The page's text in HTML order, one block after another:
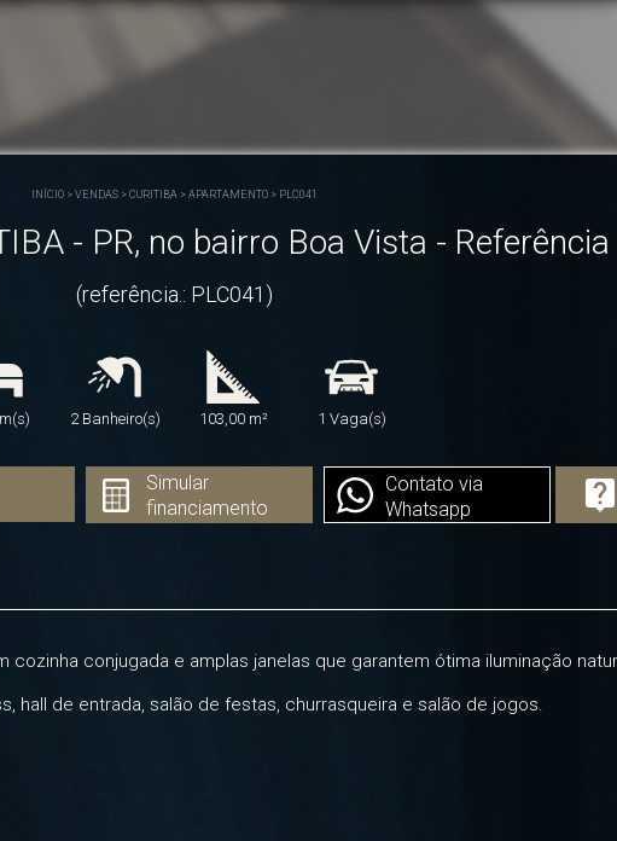
INÍCIO> VENDAS> CURITIBA> APARTAMENTO> PLC041
- PR, no bairro Boa Vista - Referência
(referência.: PLC041)
2 Banheiro(s) 103,00 m² 1 Vaga(s)
Simular
financiamento
Contato via
Whatsapp
conjugada e amplas janelas que garantem ótima iluminação
hall de entrada, salão de festas, churrasqueira e salão de jogos.